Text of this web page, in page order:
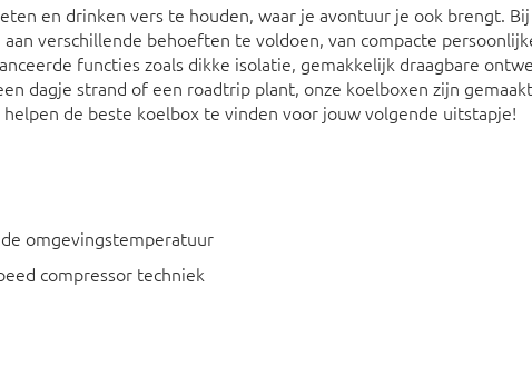
en drinken vers te houden, waar je avontuur je ook brengt.
verschillende behoeften te voldoen, van compacte
functies zoals dikke isolatie, gemakkelijk draagbare
dagje strand of een roadtrip plant, onze koelboxen zijn
de beste koelbox te vinden voor jouw volgende uitstapje!
omgevingstemperatuur
compressor techniek